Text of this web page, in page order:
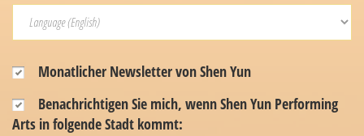
Monatlicher Newsletter von Shen Yun
Benachrichtigen Sie mich, wenn Shen Yun Performing
Arts in folgende Stadt kommt: